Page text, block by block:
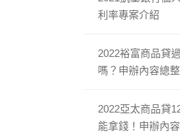
利率專案介紹
2022裕富商品貸
嗎？申辦內容總
2022亞太商品貸
能拿錢！申辦內